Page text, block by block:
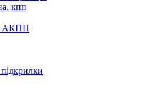
кпп
АКПП